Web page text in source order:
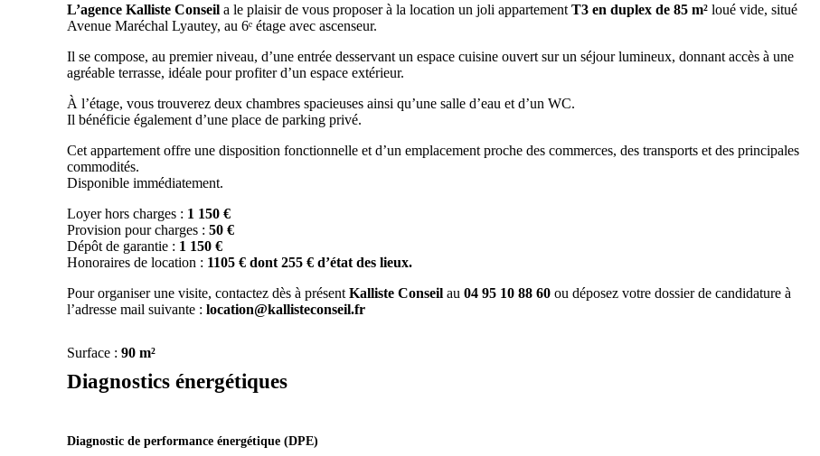
L’agence Kalliste Conseil a le plaisir de vous proposer à la location un joli appartementT3 en duplex de 85 m²loué vide, situé
Avenue Maréchal Lyautey, au6ᵉ étage avec ascenseur.
Il se compose, au premier niveau, d’une entrée desservant un espace cuisine ouvert sur un séjour lumineux, donnant accès à une
agréable terrasse, idéale pour profiter d’un espace extérieur.
À l’étage, vous trouverez deux chambres spacieuses ainsi qu’une salle d’eau et d’un WC.
Il bénéficie également d’une place de parking privé.
Cet appartement offre une disposition fonctionnelle et d’un emplacement proche des commerces, des transports et des principales
commodités.
Disponible immédiatement.
Loyer hors charges : 1 150 €
Provision pour charges : 50 €
Dépôt de garantie : 1 150 €
Honoraires de location : 1105 € dont 255 € d’état des lieux.
Pour organiser une visite, contactez dès à présentKalliste Conseil au04 95 10 88 60 ou déposez votre dossier de candidature à
l’adresse mail suivante :location@kallisteconseil.fr
Surface :90 m²
Diagnostics énergétiques
Diagnostic de performance énergétique (DPE)